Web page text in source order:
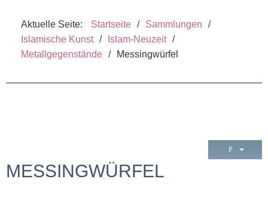
SAMMLUNGEN
VERÖFFENTLICHUNGEN
Aktuelle Seite: Startseite / Sammlungen
/
Islamische Kunst / Islam-Neuzeit /
Metallgegenstände / Messingwürfel
MESSINGWÜRFEL